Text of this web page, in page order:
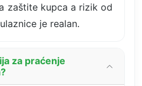
zaštite kupca a rizik od
je realan.
za praćenje